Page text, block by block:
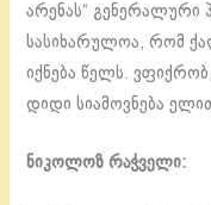
არენას“ გენერალური
სასიხარულოა, რომ
იქნება წელს.
დიდი სიამოვნება
ნიკოლოზ რაჭველი: